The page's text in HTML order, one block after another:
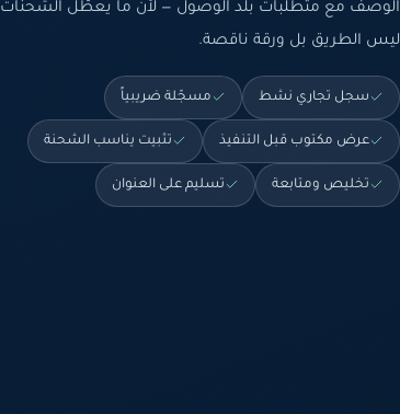
الوصف مع متطلبات بلد الوصول — لأن ما يعطّل الشحنات
ليس الطريق بل ورقة ناقصة.
سجل تجاري نشط مسجّلة ضريبياً
عرض مكتوب قبل التنفيذ تثبيت يناسب الشحنة
تخليص ومتابعة تسليم على العنوان